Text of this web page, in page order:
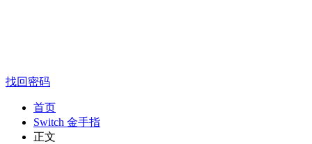
找回密码
首页
Switch 金手指
正文